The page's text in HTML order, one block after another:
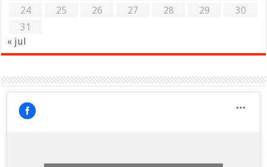
24
25 26 27 28 29
30
31
« jul